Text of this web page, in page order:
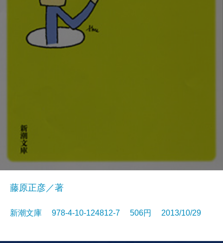
藤原正彦／著
新潮文庫 978-4-10-124812-7 506円 2013/10/29